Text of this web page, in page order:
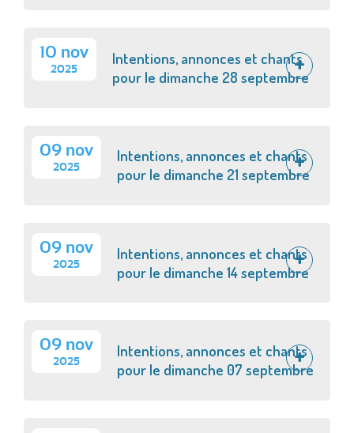
10 nov
2025
Intentions, annonces et chants
pour le dimanche 28 septembre
09 nov
2025
Intentions, annonces et chants
pour le dimanche 21 septembre
09 nov
2025
Intentions, annonces et chants
pour le dimanche 14 septembre
09 nov
2025
Intentions, annonces et chants
pour le dimanche 07 septembre